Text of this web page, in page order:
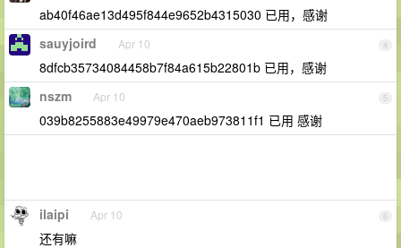
ab40f46ae13d495f844e9652b4315030 已用，感谢
4
sauyjoird Apr 10
8dfcb35734084458b7f84a615b22801b 已用，感谢
5
nszm Apr 10
039b8255883e49979e470aeb973811f1 已用 感谢
6
ilaipi Apr 10
还有嘛